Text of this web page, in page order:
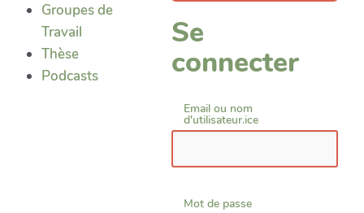
Groupes de
Travail
Thèse
Podcasts
Se
connecter
Email ou nom
d'utilisateur.ice
Mot de passe